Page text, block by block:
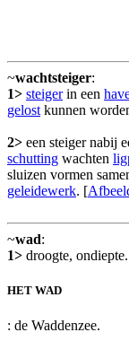
~wachtsteiger:
1> steigerin een
gelost kunnen
2> een steiger nabij
schutting wachten
sluizen vormen
geleidewerk. [
~wad:
1> droogte,
HET WAD
: de Waddenzee.